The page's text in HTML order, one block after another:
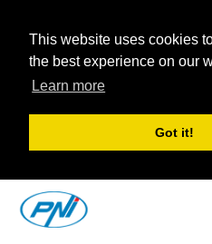
This website uses cookies
the best experience on our
Learn more
Got it!
Inhalt
springen